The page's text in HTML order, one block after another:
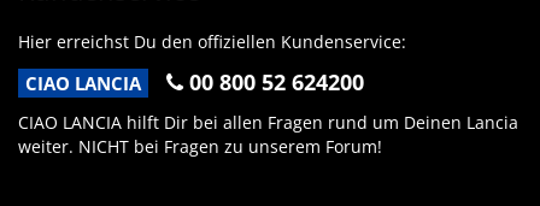
Hier erreichst Du den offiziellen Kundenservice:
CIAO LANCIA 00 800 52 624200
CIAO LANCIA hilft Dir bei allen Fragen rund um Deinen Lancia
weiter. NICHT bei Fragen zu unserem Forum!